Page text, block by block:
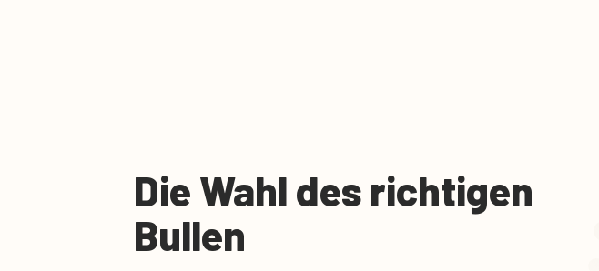
Die Wahl des richtigen
Bullen